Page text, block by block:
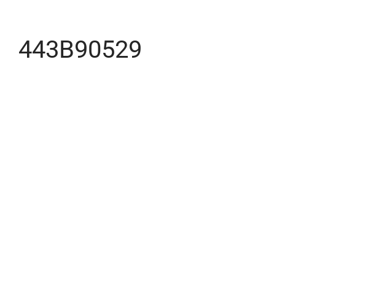
443B90529